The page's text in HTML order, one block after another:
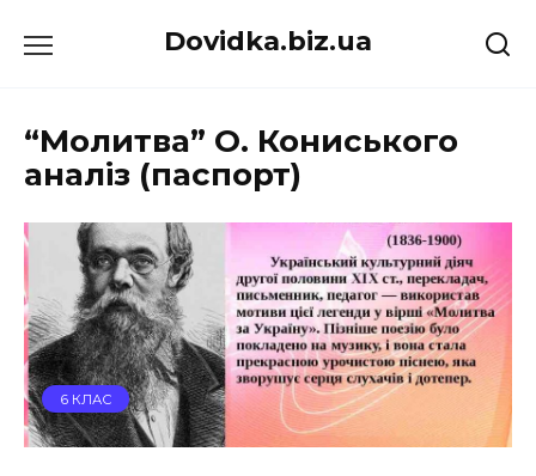
до
Dovidka.biz.ua
“Молитва” О. Кониського
аналіз (паспорт)
6 КЛАС